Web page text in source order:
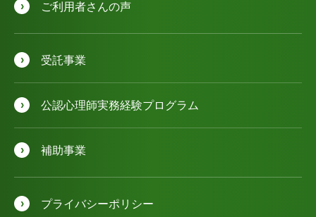
ご利用者さんの声
受託事業
公認⼼理師実務経験プログラム
補助事業
プライバシーポリシー